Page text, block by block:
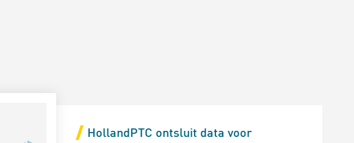
HollandPTC ontsluit data voor